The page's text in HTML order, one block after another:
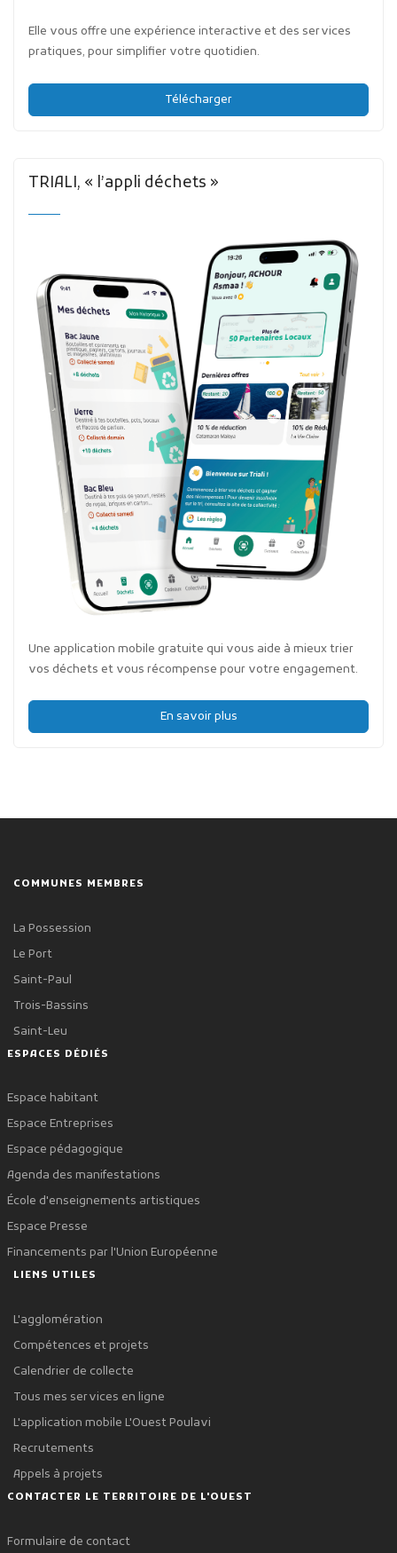
Elle vous offre une expérience interactive et des services
pratiques, pour simplifier votre quotidien.
Télécharger
TRIALI, « l’appli déchets »
Une application mobile gratuite qui vous aide à mieux trier
vos déchets et vous récompense pour votre engagement.
En savoir plus
COMMUNES MEMBRES
La Possession
Le Port
Saint-Paul
Trois-Bassins
Saint-Leu
ESPACES DÉDIÉS
Espace habitant
Espace Entreprises
Espace pédagogique
Agenda des manifestations
École d'enseignements artistiques
Espace Presse
Financements par l'Union Européenne
LIENS UTILES
L'agglomération
Compétences et projets
Calendrier de collecte
Tous mes services en ligne
L'application mobile L'Ouest Poulavi
Recrutements
Appels à projets
CONTACTER LE TERRITOIRE DE L'OUEST
Formulaire de contact